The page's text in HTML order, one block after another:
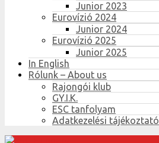
Junior 2023
Eurovízió 2024
Junior 2024
Eurovízió 2025
Junior 2025
In English
Rólunk – About us
Rajongói klub
GY.I.K.
ESC tanfolyam
Adatkezelési tájékoztató